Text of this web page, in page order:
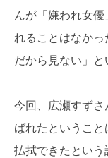
んが「嫌われ女
れることはなか
だから見ない」と
今回、広瀬すず
ばれたというこ
払拭できたとい